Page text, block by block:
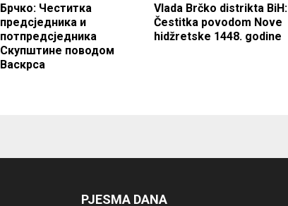
Брчко: Честитка
предсједника и
потпредсједника
Скупштине поводом
Васкрса
Vlada Brčko distrikta BiH:
Čestitka povodom Nove
hidžretske 1448. godine
PJESMA DANA